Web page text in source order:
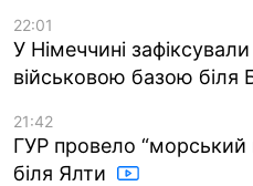
22:01
У Німеччині
військовою базою біля
21:42
ГУР провело “морський
біля Ялти